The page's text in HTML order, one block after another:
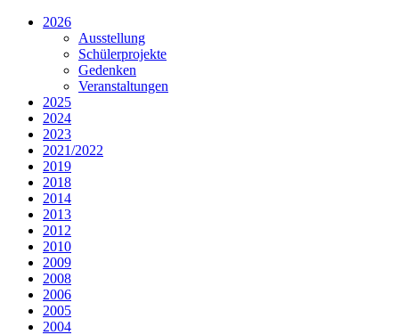
2026
Ausstellung
Schülerprojekte
Gedenken
Veranstaltungen
2025
2024
2023
2021/2022
2019
2018
2014
2013
2012
2010
2009
2008
2006
2005
2004